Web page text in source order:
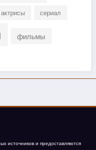
сериал
фильмы
источников и предоставляются